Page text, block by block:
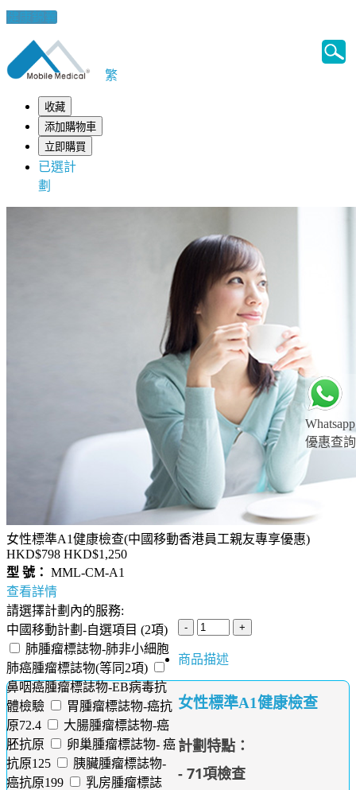
健康錦囊
Whatsapp
優惠查詢
繁
收藏
添加購物車
立即購買
已選計
劃
女性標準A1健康檢查(中國移動香港員工親友專享優惠)
HKD$798 HKD$1,250
型 號： MML-CM-A1
查看詳情
請選擇計劃內的服務:
中國移動計劃-自選項目 (2項)
肺腫瘤標誌物-肺非小細胞
肺癌腫瘤標誌物(等同2項)
鼻咽癌腫瘤標誌物-EB病毒抗
體檢驗
胃腫瘤標誌物-癌抗
原72.4
大腸腫瘤標誌物-癌
胚抗原
卵巢腫瘤標誌物- 癌
抗原125
胰臟腫瘤標誌物-
癌抗原199
乳房腫瘤標誌
商品描述
女性標準A1健康檢查
計劃特點：
- 71項檢查